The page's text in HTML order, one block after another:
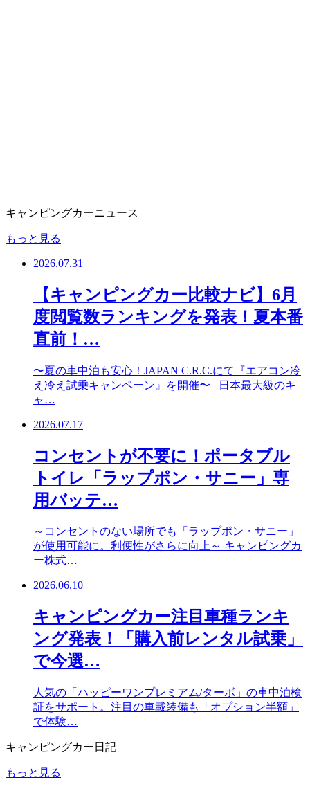
キャンピングカーニュース
もっと見る
2026.07.31
【キャンピングカー比較ナビ】6月
度閲覧数ランキングを発表！夏本番
直前！…
〜夏の車中泊も安心！JAPAN C.R.C.にて『エアコン冷
え冷え試乗キャンペーン』を開催〜 日本最大級のキ
ャ…
2026.07.17
コンセントが不要に！ポータブル
トイレ「ラップポン・サニー」専
用バッテ…
～コンセントのない場所でも「ラップポン・サニー」
が使用可能に。利便性がさらに向上～ キャンピングカ
ー株式…
2026.06.10
キャンピングカー注目車種ランキ
ング発表！「購入前レンタル試乗」
で今選…
人気の「ハッピーワンプレミアム/ターボ」の車中泊検
証をサポート。注目の車載装備も「オプション半額」
で体験…
キャンピングカー日記
もっと見る